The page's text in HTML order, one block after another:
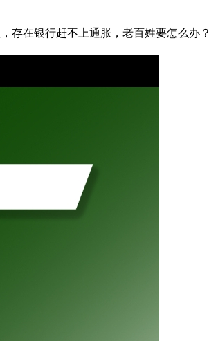
存在银行赶不上通胀，老百姓要怎么办？